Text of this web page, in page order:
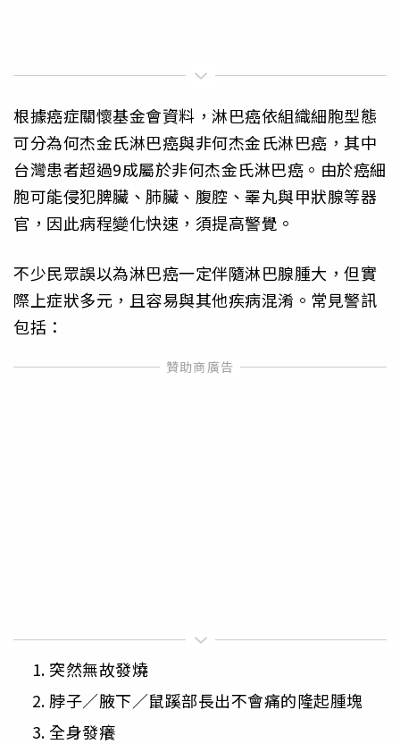
根據癌症關懷基金會資料，淋巴癌依組織細胞型態
可分為何杰金氏淋巴癌與非何杰金氏淋巴癌，其中
台灣患者超過9成屬於非何杰金氏淋巴癌。由於癌細
胞可能侵犯脾臟、肺臟、腹腔、睪丸與甲狀腺等器
官，因此病程變化快速，須提高警覺。
不少民眾誤以為淋巴癌一定伴隨淋巴腺腫大，但實
際上症狀多元，且容易與其他疾病混淆。常見警訊
包括：
突然無故發燒
脖子／腋下／鼠蹊部長出不會痛的隆起腫塊
全身發癢